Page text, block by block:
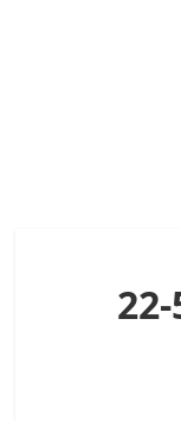
ליום 22-5-